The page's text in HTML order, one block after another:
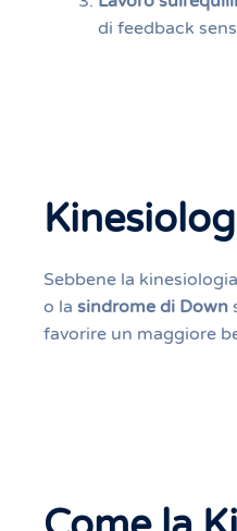
di feedback
Sebbene la
o la sindrome di Down
favorire un maggiore